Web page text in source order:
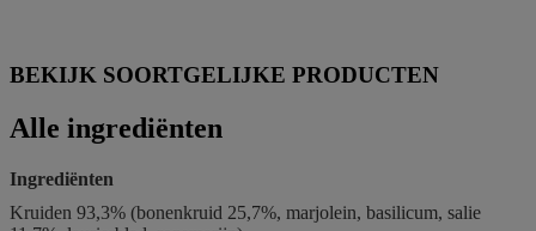
BEKIJK SOORTGELIJKE PRODUCTEN
Alle ingrediënten
Ingrediënten
Kruiden 93,3% (bonenkruid 25,7%, marjolein, basilicum, salie